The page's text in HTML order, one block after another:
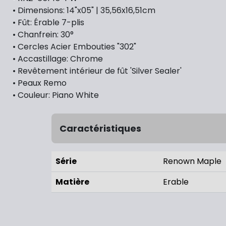
• Dimensions: 14"x05" | 35,56x16,51cm
• Fût: Érable 7-plis
• Chanfrein: 30°
• Cercles Acier Embouties "302"
• Accastillage: Chrome
• Revêtement intérieur de fût 'Silver Sealer'
• Peaux Remo
• Couleur: Piano White
Caractéristiques
Série
Renown Maple
Matière
Erable